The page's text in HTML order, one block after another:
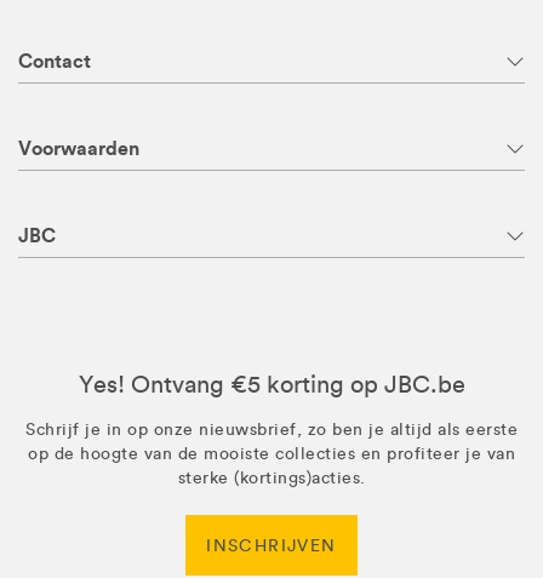
Contact
Voorwaarden
JBC
Yes! Ontvang €5 korting op JBC.be
Schrijf je in op onze nieuwsbrief, zo ben je altijd als eerste
op de hoogte van de mooiste collecties en profiteer je van
sterke (kortings)acties.
INSCHRIJVEN